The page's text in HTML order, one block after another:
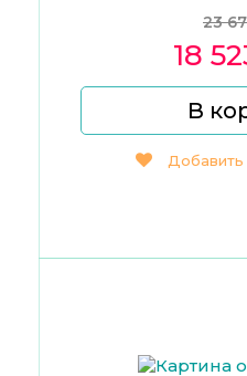
23
18
В
Добавить